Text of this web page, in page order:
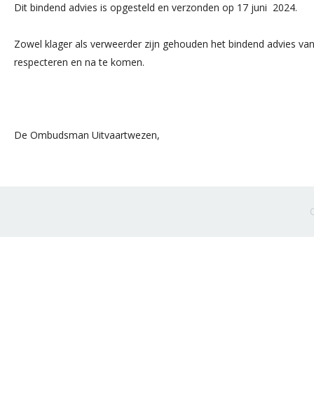
Dit bindend advies is opgesteld en verzonden op 17 juni 2024.
Zowel klager als verweerder zijn gehouden het bindend advies
respecteren en na te komen.
De Ombudsman Uitvaartwezen,